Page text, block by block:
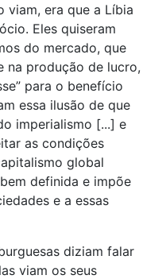
viam, era que a Líbia
Eles quiseram
do mercado, que
na produção de lucro,
para o benefício
essa ilusão de que
imperialismo [...] e
as condições
global
definida e impõe
e a essas
diziam falar
viam os seus